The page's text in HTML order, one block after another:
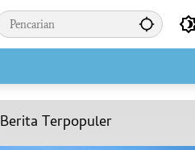
Berita Terpopuler